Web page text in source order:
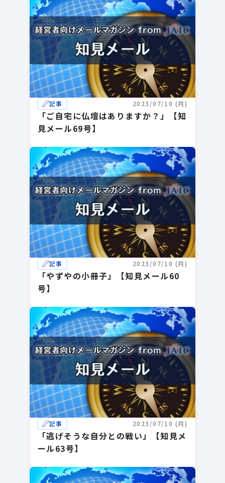
記事 2023/07/10 (月)
「ご自宅に仏壇はありますか？」【知
見メール69号】
記事 2023/07/10 (月)
「やずやの小冊子」【知見メール60
号】
記事 2023/07/10 (月)
「逃げそうな自分との戦い」【知見メ
ール63号】